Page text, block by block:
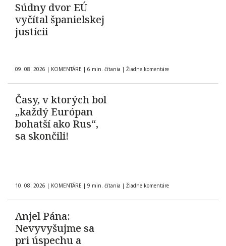
Súdny dvor EÚ
vyčítal španielskej
justícii
09. 08. 2026 | KOMENTÁRE | 6 min. čítania | Žiadne komentáre
Časy, v ktorých bol
„každý Európan
bohatší ako Rus“,
sa skončili!
10. 08. 2026 | KOMENTÁRE | 9 min. čítania | Žiadne komentáre
Anjel Pána:
Nevyvyšujme sa
pri úspechu a